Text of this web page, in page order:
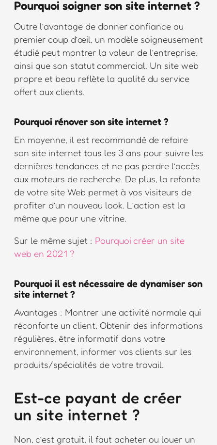
Pourquoi soigner son site internet ?
Outre l’avantage de donner confiance au
premier coup d’œil, un modèle soigneusement
étudié peut montrer la valeur de l’entreprise,
ainsi que son statut commercial. Un site web
propre et beau reflète la qualité du service
offert aux clients.
Pourquoi rénover son site internet ?
En moyenne, il est recommandé de refaire
son site internet tous les 3 ans pour suivre les
dernières tendances et ne pas perdre l’accès
aux moteurs de recherche. De plus, la refonte
de votre site Web permet à vos visiteurs de
profiter d’un nouveau look. L’action est la
même que pour une vitrine.
Sur le même sujet : Pourquoi créer un site
web en 2021 ?
Pourquoi il est nécessaire de dynamiser son
site internet ?
Avantages : Montrer une activité normale qui
réconforte un client, Obtenir des informations
régulières, être informatif dans votre
environnement, informer vos clients sur les
produits/spécialités de votre travail.
Est-ce payant de créer
un site internet ?
Non, c’est gratuit, il faut acheter ou louer un